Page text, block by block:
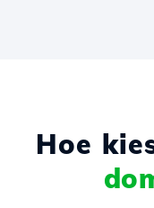
Hoe